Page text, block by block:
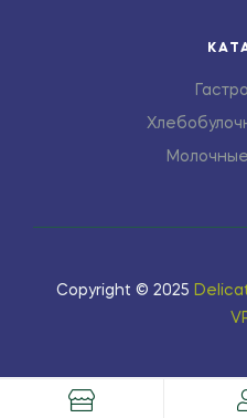
Copyright © 2025